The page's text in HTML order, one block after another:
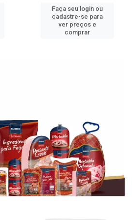
Faça seu login ou
cadastre-se para
ver preços e
comprar